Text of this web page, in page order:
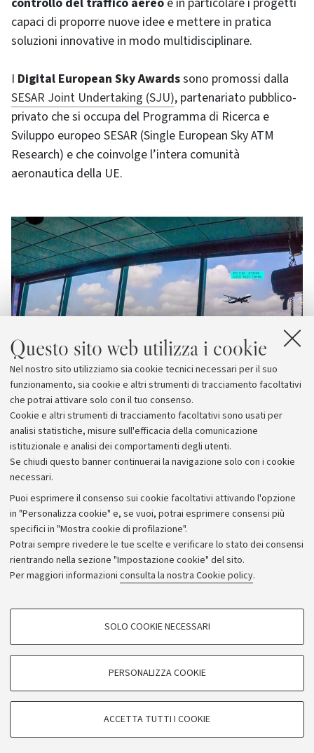
Questo sito web utilizza i cookie
Nel nostro sito utilizziamo sia cookie tecnici necessari per il suo
funzionamento, sia cookie e altri strumenti di tracciamento facoltativi
che potrai attivare solo con il tuo consenso.
Cookie e altri strumenti di tracciamento facoltativi sono usati per
analisi statistiche, misure sull'efficacia della comunicazione
istituzionale e analisi dei comportamenti degli utenti.
Se chiudi questo banner continuerai la navigazione solo con i cookie
necessari.
Puoi esprimere il consenso sui cookie facoltativi attivando l'opzione
in "Personalizza cookie" e, se vuoi, potrai esprimere consensi più
specifici in "Mostra cookie di profilazione".
Potrai sempre rivedere le tue scelte e verificare lo stato dei consensi
rientrando nella sezione "Impostazione cookie" del sito.
Per maggiori informazioni consulta la nostra Cookie policy.
COOKIE DI PROFILAZIONE - FACOLTATIVI
COOKIE TECNICI - NECESSARI
Si tratta di cookie tecnici utilizzati, a titolo esemplificativo, per il corretto
SOLO COOKIE NECESSARI
PERSONALIZZA COOKIE
ACCETTA TUTTI I COOKIE
capaci di proporre nuove idee e mettere in pratica
soluzioni innovative in modo multidisciplinare.
I Digital European Sky Awardssono promossi dalla
SESAR Joint Undertaking (SJU), partenariato pubblico-
privato che si occupa del Programma di Ricerca e
Sviluppo europeo SESAR (Single European Sky ATM
Research) e che coinvolge l’intera comunità
aeronautica della UE.
Archivio
Comunicati stampa
Redazione
Rassegna stampa
© Copyright 2026 - ALMA MATER STUDIORUM - Università di
Bologna - Via Zamboni, 33 - 40126 Bologna - PI: 01131710376 -
CF: 80007010376
Privacy
Note legali Impostazioni Cookie